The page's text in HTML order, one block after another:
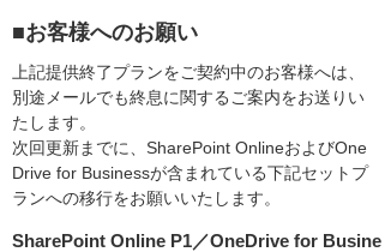
■お客様へのお願い
上記提供終了プランをご契約中のお客様へは、
別途メールでも終息に関するご案内をお送りい
たします。
次回更新までに、SharePoint OnlineおよびOne
Drive for Businessが含まれている下記セットプ
ランへの移行をお願いいたします。
SharePoint Online P1／OneDrive for Busine